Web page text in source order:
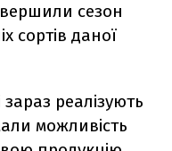
сезон
сортів даної
реалізують
можливість